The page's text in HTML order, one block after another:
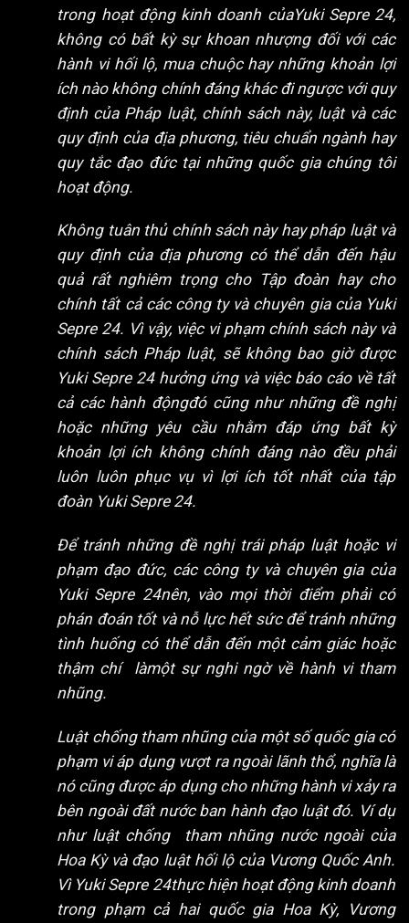
trong hoạt động kinh doanh củaYuki Sepre 24,
không có bất kỳ sự khoan nhượng đối với các
hành vi hối lộ, mua chuộc hay những khoản lợi
ích nào không chính đáng khác đi ngược với quy
định của Pháp luật, chính sách này, luật và các
quy định của địa phương, tiêu chuẩn ngành hay
quy tắc đạo đức tại những quốc gia chúng tôi
hoạt động.
Không tuân thủ chính sách này hay pháp luật và
quy định của địa phương có thể dẫn đến hậu
quả rất nghiêm trọng cho Tập đoàn hay cho
chính tất cả các công ty và chuyên gia của Yuki
Sepre 24. Vì vậy, việc vi phạm chính sách này và
chính sách Pháp luật, sẽ không bao giờ được
Yuki Sepre 24 hưởng ứng và việc báo cáo về tất
cả các hành độngđó cũng như những đề nghị
hoặc những yêu cầu nhằm đáp ứng bất kỳ
khoản lợi ích không chính đáng nào đều phải
luôn luôn phục vụ vì lợi ích tốt nhất của tập
đoàn Yuki Sepre 24.
Để tránh những đề nghị trái pháp luật hoặc vi
phạm đạo đức, các công ty và chuyên gia của
Yuki Sepre 24nên, vào mọi thời điểm phải có
phán đoán tốt và nỗ lực hết sức để tránh những
tình huống có thể dẫn đến một cảm giác hoặc
thậm chí làmột sự nghi ngờ về hành vi tham
nhũng.
Luật chống tham nhũng của một số quốc gia có
phạm vi áp dụng vượt ra ngoài lãnh thổ, nghĩa là
nó cũng được áp dụng cho những hành vi xảy ra
bên ngoài đất nước ban hành đạo luật đó. Ví dụ
như luật chống tham nhũng nước ngoài của
Hoa Kỳ và đạo luật hối lộ của Vương Quốc Anh.
Vì Yuki Sepre 24thực hiện hoạt động kinh doanh
trong phạm cả hai quốc gia Hoa Kỳ, Vương